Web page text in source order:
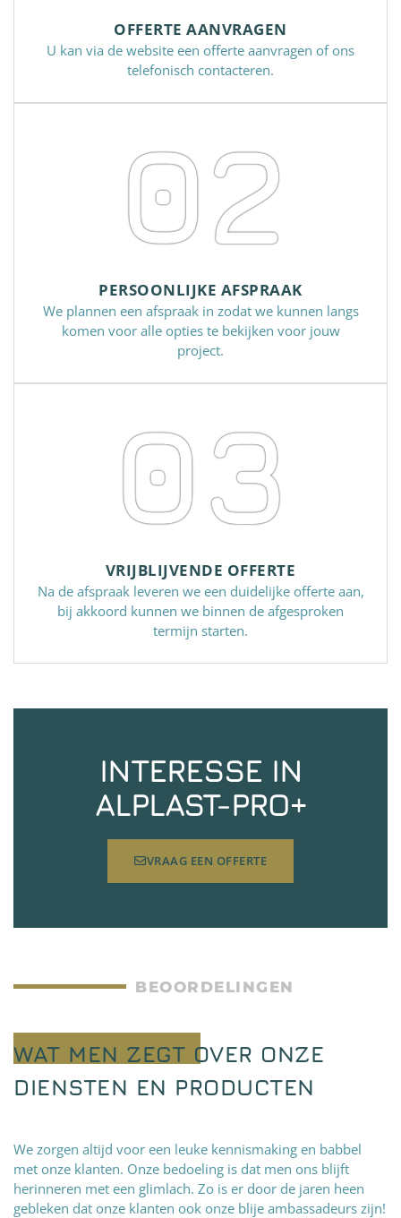
OFFERTE AANVRAGEN
U kan via de website een offerte aanvragen of ons
telefonisch contacteren.
02
PERSOONLIJKE AFSPRAAK
We plannen een afspraak in zodat we kunnen langs
komen voor alle opties te bekijken voor jouw
project.
03
VRIJBLIJVENDE OFFERTE
Na de afspraak leveren we een duidelijke offerte aan,
bij akkoord kunnen we binnen de afgesproken
termijn starten.
INTERESSE IN
ALPLAST-PRO+
VRAAG EEN OFFERTE
BEOORDELINGEN
WAT MEN ZEGT OVER ONZE
DIENSTEN EN PRODUCTEN
We zorgen altijd voor een leuke kennismaking en babbel
met onze klanten. Onze bedoeling is dat men ons blijft
herinneren met een glimlach. Zo is er door de jaren heen
gebleken dat onze klanten ook onze blije ambassadeurs zijn!